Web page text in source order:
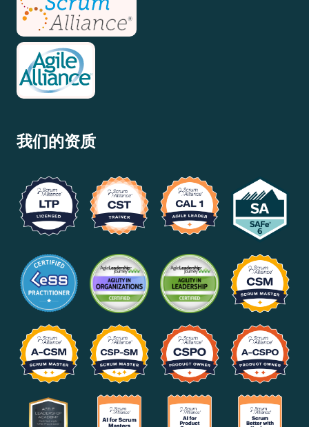
我们的资质